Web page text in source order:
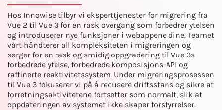
Hos Innowise tilbyr vi eksperttjenester for migrering fra
Vue 2 til Vue 3 for en rask overgang som forbedrer ytelsen
og introduserer nye funksjoner i webappene dine. Teamet
vårt håndterer all kompleksiteten i migreringen og
sørger for en rask og smidig oppgradering til Vue 3s
forbedrede ytelse, forbedrede komposisjons-API og
raffinerte reaktivitetssystem. Under migreringsprosessen
til Vue 3 fokuserer vi på å redusere driftsstans og sikre at
forretningsaktivitetene fortsetter som normalt, slik at
oppdateringen av systemet ikke skaper forstyrrelser.